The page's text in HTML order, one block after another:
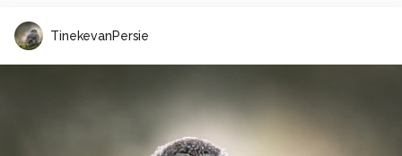
TinekevanPersie